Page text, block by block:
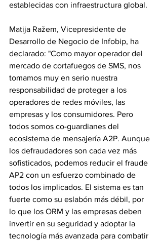
establecidas con infraestructura global.
Matija Ražem, Vicepresidente de
Desarrollo de Negocio de Infobip, ha
declarado: "Como mayor operador del
mercado de cortafuegos de SMS, nos
tomamos muy en serio nuestra
responsabilidad de proteger a los
operadores de redes móviles, las
empresas y los consumidores. Pero
todos somos co-guardianes del
ecosistema de mensajería A2P. Aunque
los defraudadores son cada vez más
sofisticados, podemos reducir el fraude
AP2 con un esfuerzo combinado de
todos los implicados. El sistema es tan
fuerte como su eslabón más débil, por
lo que los ORM y las empresas deben
invertir en su seguridad y adoptar la
tecnología más avanzada para combatir